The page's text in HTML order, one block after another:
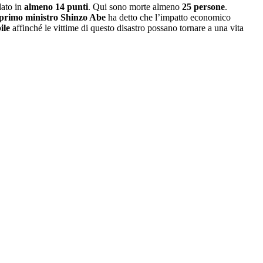
in almeno 14 punti. Qui sono morte almeno 25 persone.
ministro Shinzo Abe ha detto che l’impatto economico
affinché le vittime di questo disastro possano tornare a una vita